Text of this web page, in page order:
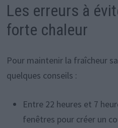
Les erreurs à
forte chaleur
Pour maintenir la fraîcheur
quelques conseils :
Entre 22 heures et 7
fenêtres pour créer un